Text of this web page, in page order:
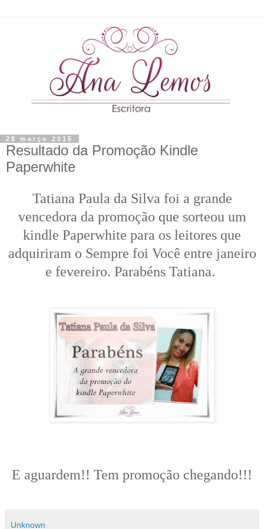
28 março 2015
Resultado da Promoção Kindle
Paperwhite
Tatiana Paula da Silva foi a grande
vencedora da promoção que sorteou um
kindle Paperwhite para os leitores que
adquiriram o Sempre foi Você entre janeiro
e fevereiro. Parabéns Tatiana.
E aguardem!! Tem promoção chegando!!!
Unknown